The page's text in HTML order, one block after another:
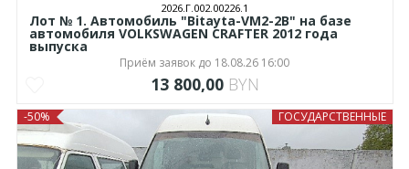
2026.Г.002.00226.1
Лот № 1. Автомобиль "Bitayta-VM2-2B" на базе
автомобиля VOLKSWAGEN CRAFTER 2012 года
выпуска
Приём заявок до 18.08.26 16:00
13 800,00 BYN
ГОСУДАРСТВЕННЫЕ
-50%